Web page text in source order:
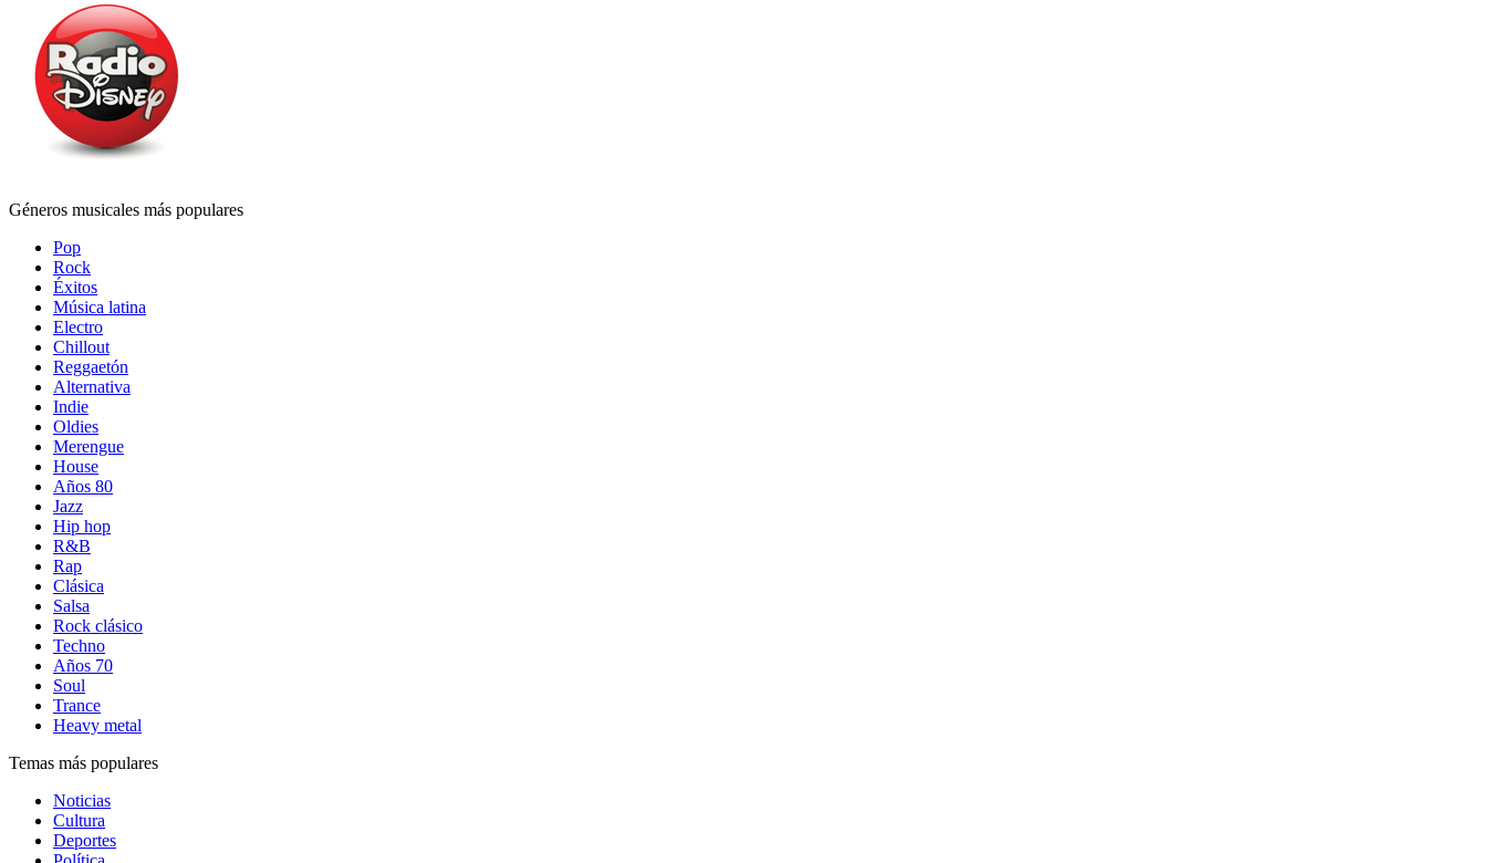
Géneros musicales más populares
Pop
Rock
Éxitos
Música latina
Electro
Chillout
Reggaetón
Alternativa
Indie
Oldies
Merengue
House
Años 80
Jazz
Hip hop
R&B
Rap
Clásica
Salsa
Rock clásico
Techno
Años 70
Soul
Trance
Heavy metal
Temas más populares
Noticias
Cultura
Deportes